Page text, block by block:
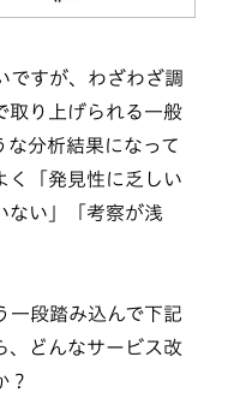
すが、わざわざ調
取り上げられる一般
な分析結果になって
く「発見性に乏しい
ない」「考察が浅
一段踏み込んで下記
、どんなサービス改
？